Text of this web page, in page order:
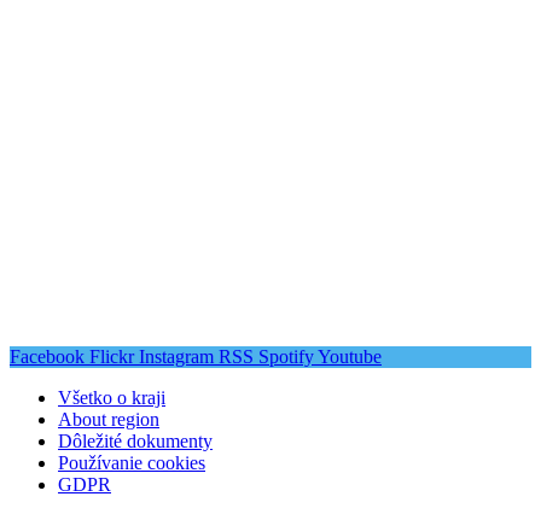
Facebook Flickr Instagram RSS SpotifyYoutube
Všetko o kraji
About region
Dôležité dokumenty
Používanie cookies
GDPR